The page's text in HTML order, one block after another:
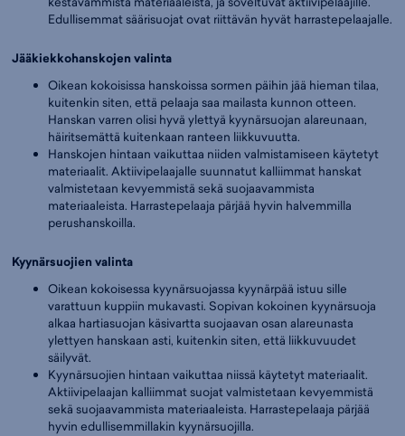
Edullisemmat säärisuojat ovat riittävän hyvät harrastepelaajalle.
Jääkiekkohanskojen valinta
Oikean kokoisissa hanskoissa sormen päihin jää hieman tilaa,
kuitenkin siten, että pelaaja saa mailasta kunnon otteen.
Hanskan varren olisi hyvä ylettyä kyynärsuojan alareunaan,
häiritsemättä kuitenkaan ranteen liikkuvuutta.
Hanskojen hintaan vaikuttaa niiden valmistamiseen käytetyt
materiaalit. Aktiivipelaajalle suunnatut kalliimmat hanskat
valmistetaan kevyemmistä sekä suojaavammista
materiaaleista. Harrastepelaaja pärjää hyvin halvemmilla
perushanskoilla.
Kyynärsuojien valinta
Oikean kokoisessa kyynärsuojassa kyynärpää istuu sille
varattuun kuppiin mukavasti. Sopivan kokoinen kyynärsuoja
alkaa hartiasuojan käsivartta suojaavan osan alareunasta
ylettyen hanskaan asti, kuitenkin siten, että liikkuvuudet
säilyvät.
Kyynärsuojien hintaan vaikuttaa niissä käytetyt materiaalit.
Aktiivipelaajan kalliimmat suojat valmistetaan kevyemmistä
sekä suojaavammista materiaaleista. Harrastepelaaja pärjää
hyvin edullisemmillakin kyynärsuojilla.